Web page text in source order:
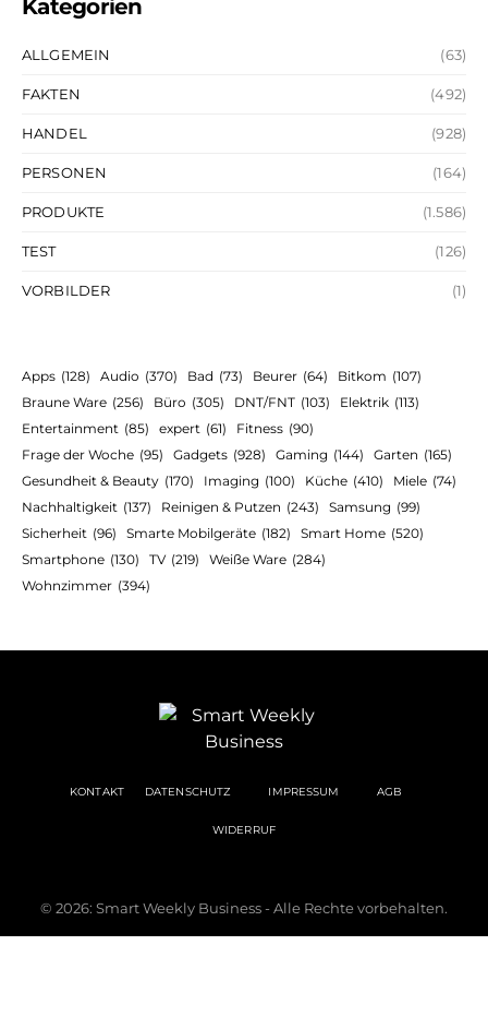
Kategorien
ALLGEMEIN (63)
FAKTEN (492)
HANDEL (928)
PERSONEN (164)
PRODUKTE (1.586)
TEST (126)
VORBILDER (1)
Apps (128) Audio (370) Bad (73) Beurer (64) Bitkom (107)
Braune Ware (256) Büro (305) DNT/FNT (103) Elektrik (113)
Entertainment (85) expert (61) Fitness (90)
Frage der Woche (95) Gadgets (928) Gaming (144) Garten (165)
Gesundheit & Beauty (170) Imaging (100) Küche (410) Miele (74)
Nachhaltigkeit (137) Reinigen & Putzen (243) Samsung (99)
Sicherheit (96) Smarte Mobilgeräte (182) Smart Home (520)
Smartphone (130) TV (219) Weiße Ware (284)
Wohnzimmer (394)
KONTAKT DATENSCHUTZ IMPRESSUM AGB
WIDERRUF
© 2026: Smart Weekly Business - Alle Rechte vorbehalten.